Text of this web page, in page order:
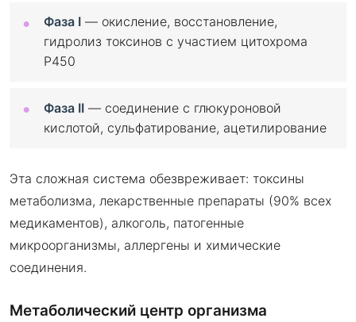
Фаза I — окисление, восстановление,
гидролиз токсинов с участием цитохрома
P450
Фаза II — соединение с глюкуроновой
кислотой, сульфатирование, ацетилирование
Эта сложная система обезвреживает: токсины
метаболизма, лекарственные препараты (90% всех
медикаментов), алкоголь, патогенные
микроорганизмы, аллергены и химические
соединения.
Метаболический центр организма